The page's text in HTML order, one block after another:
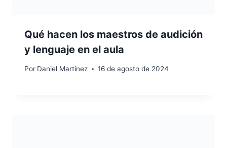
Qué hacen los maestros de audición
y lenguaje en el aula
Por Daniel Martínez 16 de agosto de 2024